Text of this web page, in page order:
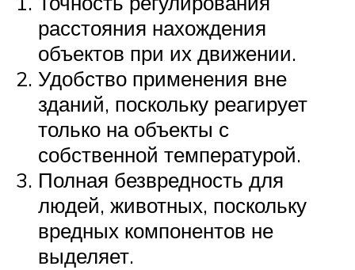
расстояния нахождения
объектов при их движении.
Удобство применения вне
зданий, поскольку реагирует
только на объекты с
собственной температурой.
Полная безвредность для
людей, животных, поскольку
вредных компонентов не
выделяет.